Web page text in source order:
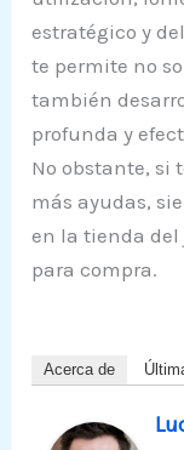
estratégico y
te permite no
también
profunda y
No obstante, si
más ayudas,
en la tienda del
para compra.
Acerca de